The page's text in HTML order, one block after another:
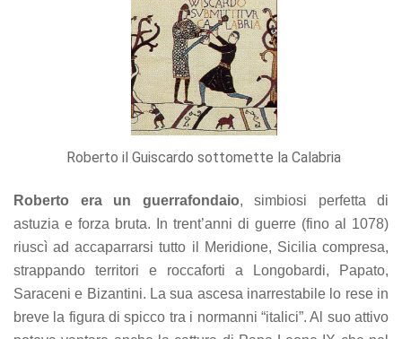
Roberto il Guiscardo sottomette la Calabria
Roberto era un guerrafondaio, simbiosi perfetta di
astuzia e forza bruta. In trent’anni di guerre (fino al 1078)
riuscì ad accaparrarsi tutto il Meridione, Sicilia compresa,
strappando territori e roccaforti a Longobardi, Papato,
Saraceni e Bizantini. La sua ascesa inarrestabile lo rese in
breve la figura di spicco tra i normanni “italici”. Al suo attivo